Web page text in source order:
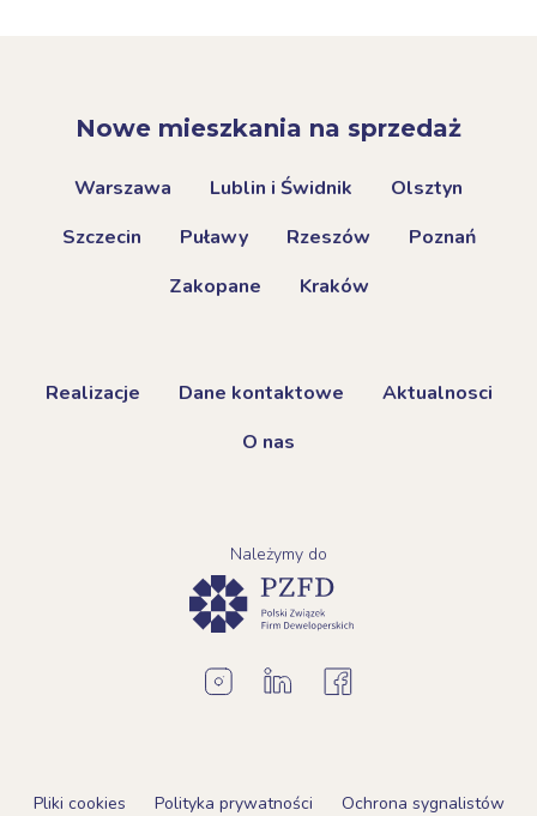
Nowe mieszkania na sprzedaż
Warszawa Lublin i Świdnik
Olsztyn
Szczecin
Puławy Rzeszów
Poznań
Zakopane
Kraków
Realizacje Dane kontaktowe
Aktualnosci
O nas
Należymy do
Pliki cookies Polityka prywatności
Ochrona sygnalistów